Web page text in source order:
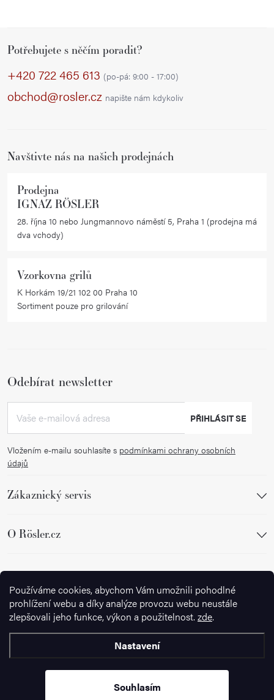
Používáme cookies, abychom Vám umožnili pohodlné
prohlížení webu a díky analýze provozu webu neustále
zlepšovali jeho funkce, výkon a použitelnost. zde.
Nastavení
Souhlasím
Potřebujete s něčím poradit?
+420 722 465 613 (po-pá: 9:00 - 17:00)
obchod@rosler.cz napište nám kdykoliv
Navštivte nás na našich prodejnách
Prodejna
IGNAZ RÖSLER
28. října 10 nebo Jungmannovo náměstí 5, Praha 1 (prodejna má
dva vchody)
Vzorkovna grilů
K Horkám 19/21 102 00 Praha 10
Sortiment pouze pro grilování
Odebírat newsletter
Vložením e-mailu souhlasíte s podmínkami ochrany osobních
údajů
PŘIHLÁSIT SE
Zákaznický servis
O Rösler.cz
Sledujte nás
nastavení cookies